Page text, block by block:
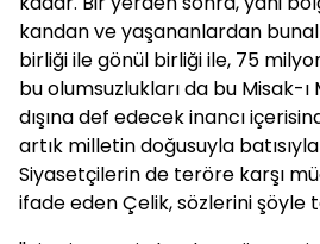
kandan ve yaşananlardan
birliği ile gönül birliği ile, 75
bu olumsuzlukları da bu Misak-ı
dışına def edecek inancı
artık milletin doğusuyla
Siyasetçilerin de teröre karşı
ifade eden Çelik, sözlerini şöyle